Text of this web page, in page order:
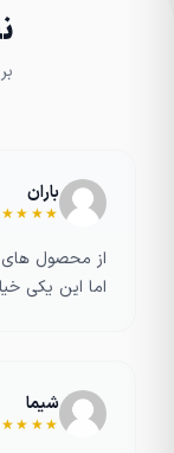
بر
باران
از محصول های
اما این یکی
شیما